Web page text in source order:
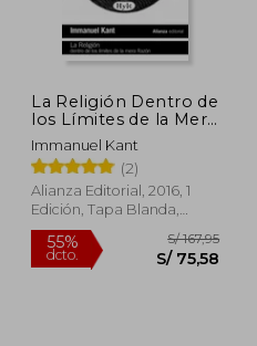
55%
dcto. S/
La Religión Dentro de
los Límites de la Mera
Razón
Immanuel Kant
(2)
Alianza Editorial, 2016, 1
Edición, Tapa Blanda,
Nuevo